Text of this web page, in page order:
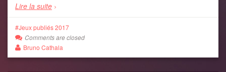
Lire la suite
Jeux publiés 2017
Comments are closed
Bruno Cathala